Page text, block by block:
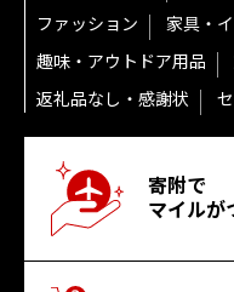
ファッション
家具・
趣味・アウトドア用品
返礼品なし・感謝状
寄附で
マイルが